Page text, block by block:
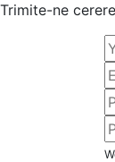
Trimite-ne